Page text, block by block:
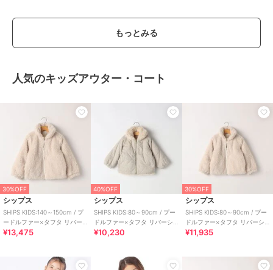
もっとみる
人気のキッズアウター・コート
30%OFF
シップス
SHIPS KIDS:140～150cm / プ
ードルファー×タフタ リバー
シブル ジャケット
¥13,475
40%OFF
シップス
SHIPS KIDS:80～90cm / プー
ドルファー×タフタ リバーシ
ブル ジャケット
¥10,230
30%OFF
シップス
SHIPS KIDS:80～90cm / プー
ドルファー×タフタ リバーシ
ブル ジャケット
¥11,935